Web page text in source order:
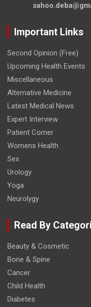
Important Links
Second Opinion (Free)
Upcoming Health Events
Miscellaneous
Alternative Medicine
Latest Medical News
Expert Interview
Patient Corner
Womens Health
Sex
Urology
Yoga
Neurolygy
Read By
Beauty & Cosmetic
Bone & Spine
Cancer
Child Health
Diabetes